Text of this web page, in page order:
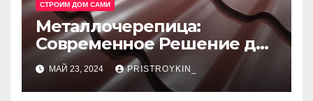
СТРОИМ ДОМ САМИ
Металлочерепица:
Современное Решение для
Крыши
МАЙ 23, 2024 PRISTROYKIN_